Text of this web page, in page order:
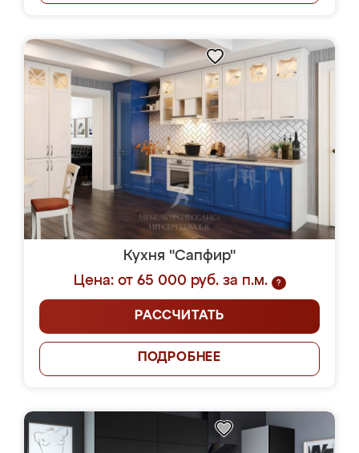
Кухня "Сапфир"
Цена: от 65 000 руб. за п.м.
?
РАССЧИТАТЬ
ПОДРОБНЕЕ